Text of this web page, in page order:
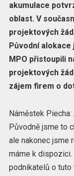
akumulace
oblast. V
projektových
Původní
MPO přistoupili
projektových
zájem firem o
Náměstek Piecha:
Původně jsme to
ale nakonec jsme
máme k
podnikatelů o tuto